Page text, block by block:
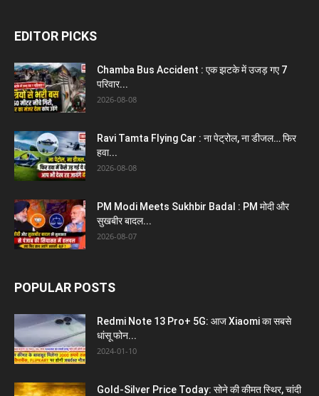
EDITOR PICKS
Chamba Bus Accident : एक झटके में उजड़ गए 7
परिवार...
2026-08-08
Ravi Tamta Flying Car : ना पेट्रोल, ना डीजल… फिर
हवा...
2026-08-08
PM Modi Meets Sukhbir Badal : PM मोदी और
सुखबीर बादल...
2026-08-07
POPULAR POSTS
Redmi Note 13 Pro+ 5G: आज Xiaomi का सबसे
धांसू फोन...
2024-01-10
Gold-Silver Price Today: सोने की कीमत स्थिर, चांदी